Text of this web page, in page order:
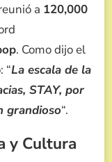
a 120,000
. Como dijo el
“La escala de la
STAY, por
grandioso“.
y Cultura